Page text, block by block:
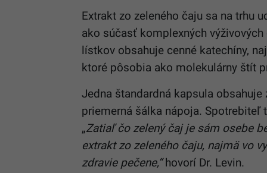
Extrakt zo zeleného čaju sa na trhu
ako súčasť komplexných
lístkov obsahuje cenné katechíny,
ktoré pôsobia ako molekulárny štít
Jedna štandardná kapsula
priemerná šálka nápoja.
„Zatiaľ čo zelený čaj je sám osebe
extrakt zo zeleného čaju, najmä vo
zdravie pečene,“hovorí Dr. Levin.